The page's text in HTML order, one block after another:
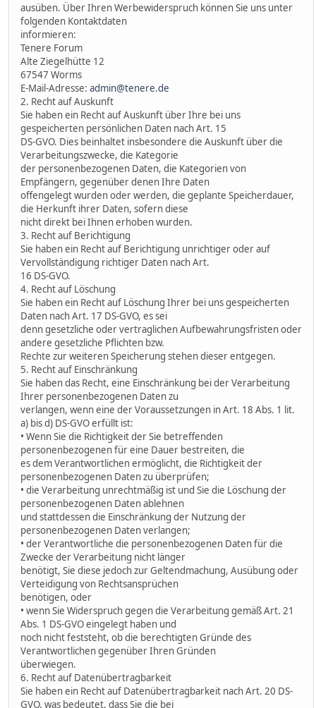
ausüben. Über Ihren Werbewiderspruch können Sie uns unter
folgenden Kontaktdaten
informieren:
Tenere Forum
Alte Ziegelhütte 12
67547 Worms
E-Mail-Adresse: admin@tenere.de
2. Recht auf Auskunft
Sie haben ein Recht auf Auskunft über Ihre bei uns
gespeicherten persönlichen Daten nach Art. 15
DS-GVO. Dies beinhaltet insbesondere die Auskunft über die
Verarbeitungszwecke, die Kategorie
der personenbezogenen Daten, die Kategorien von
Empfängern, gegenüber denen Ihre Daten
offengelegt wurden oder werden, die geplante Speicherdauer,
die Herkunft ihrer Daten, sofern diese
nicht direkt bei Ihnen erhoben wurden.
3. Recht auf Berichtigung
Sie haben ein Recht auf Berichtigung unrichtiger oder auf
Vervollständigung richtiger Daten nach Art.
16 DS-GVO.
4. Recht auf Löschung
Sie haben ein Recht auf Löschung Ihrer bei uns gespeicherten
Daten nach Art. 17 DS-GVO, es sei
denn gesetzliche oder vertraglichen Aufbewahrungsfristen oder
andere gesetzliche Pflichten bzw.
Rechte zur weiteren Speicherung stehen dieser entgegen.
5. Recht auf Einschränkung
Sie haben das Recht, eine Einschränkung bei der Verarbeitung
Ihrer personenbezogenen Daten zu
verlangen, wenn eine der Voraussetzungen in Art. 18 Abs. 1 lit.
a) bis d) DS-GVO erfüllt ist:
• Wenn Sie die Richtigkeit der Sie betreffenden
personenbezogenen für eine Dauer bestreiten, die
es dem Verantwortlichen ermöglicht, die Richtigkeit der
personenbezogenen Daten zu überprüfen;
• die Verarbeitung unrechtmäßig ist und Sie die Löschung der
personenbezogenen Daten ablehnen
und stattdessen die Einschränkung der Nutzung der
personenbezogenen Daten verlangen;
• der Verantwortliche die personenbezogenen Daten für die
Zwecke der Verarbeitung nicht länger
benötigt, Sie diese jedoch zur Geltendmachung, Ausübung oder
Verteidigung von Rechtsansprüchen
benötigen, oder
• wenn Sie Widerspruch gegen die Verarbeitung gemäß Art. 21
Abs. 1 DS-GVO eingelegt haben und
noch nicht feststeht, ob die berechtigten Gründe des
Verantwortlichen gegenüber Ihren Gründen
überwiegen.
6. Recht auf Datenübertragbarkeit
Sie haben ein Recht auf Datenübertragbarkeit nach Art. 20 DS-
GVO, was bedeutet, dass Sie die bei